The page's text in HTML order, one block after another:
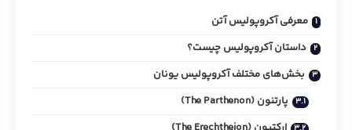
معرفی آکروپولیس آتن
داستان آکروپولیس چیست؟
بخش‌های مختلف آکروپولیس یونان
پارتنون (The Parthenon)